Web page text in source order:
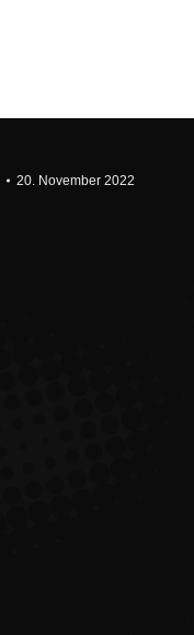
20. November 2022